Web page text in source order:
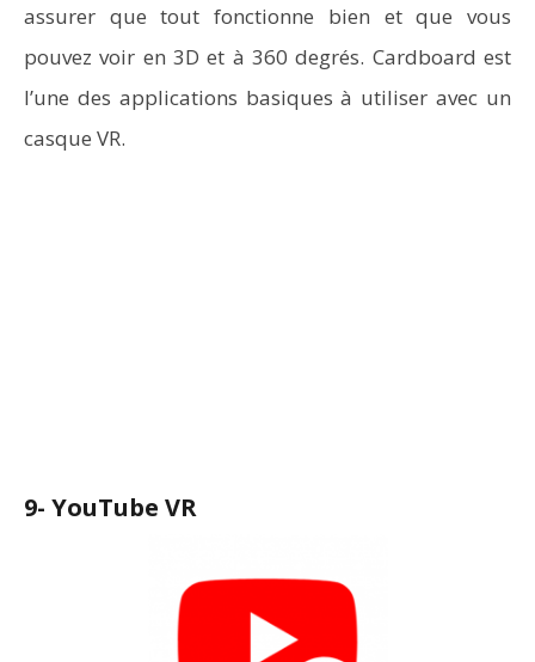
assurer que tout fonctionne bien et que vous
pouvez voir en 3D et à 360 degrés. Cardboard est
l’une des applications basiques à utiliser avec un
casque VR.
9- YouTube VR